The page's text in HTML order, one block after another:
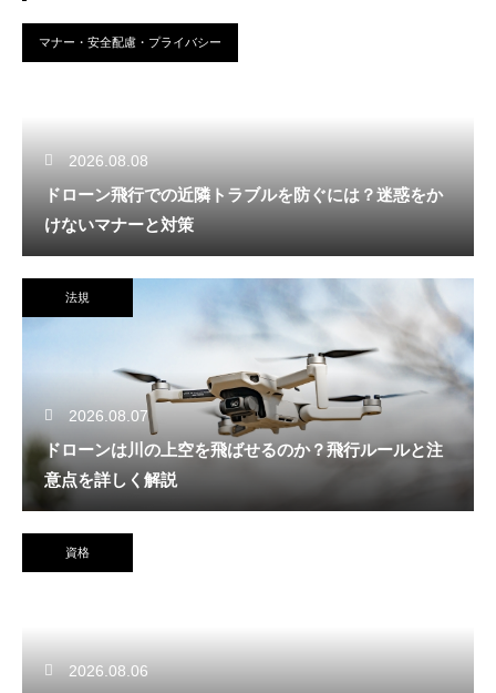
マナー・安全配慮・プライバシー
2026.08.08
ドローン飛行での近隣トラブルを防ぐには？迷惑をか
けないマナーと対策
法規
2026.08.07
ドローンは川の上空を飛ばせるのか？飛行ルールと注
意点を詳しく解説
資格
2026.08.06